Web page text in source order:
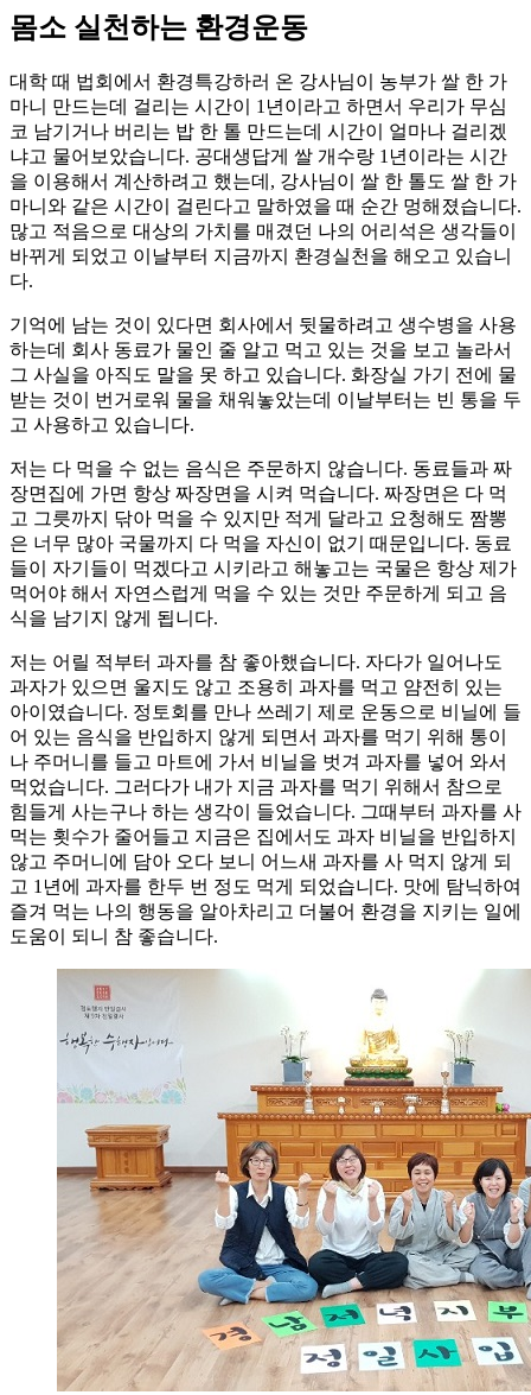
몸소 실천하는 환경운동
대학 때 법회에서 환경특강하러 온 강사님이 농부가 쌀 한 가
마니 만드는데 걸리는 시간이 1년이라고 하면서 우리가 무심
코 남기거나 버리는 밥 한 톨 만드는데 시간이 얼마나 걸리겠
냐고 물어보았습니다. 공대생답게 쌀 개수랑 1년이라는 시간
을 이용해서 계산하려고 했는데, 강사님이 쌀 한 톨도 쌀 한 가
마니와 같은 시간이 걸린다고 말하였을 때 순간 멍해졌습니다.
많고 적음으로 대상의 가치를 매겼던 나의 어리석은 생각들이
바뀌게 되었고 이날부터 지금까지 환경실천을 해오고 있습니
다.
기억에 남는 것이 있다면 회사에서 뒷물하려고 생수병을 사용
하는데 회사 동료가 물인 줄 알고 먹고 있는 것을 보고 놀라서
그 사실을 아직도 말을 못 하고 있습니다. 화장실 가기 전에 물
받는 것이 번거로워 물을 채워놓았는데 이날부터는 빈 통을 두
고 사용하고 있습니다.
저는 다 먹을 수 없는 음식은 주문하지 않습니다. 동료들과 짜
장면집에 가면 항상 짜장면을 시켜 먹습니다. 짜장면은 다 먹
고 그릇까지 닦아 먹을 수 있지만 적게 달라고 요청해도 짬뽕
은 너무 많아 국물까지 다 먹을 자신이 없기 때문입니다. 동료
들이 자기들이 먹겠다고 시키라고 해놓고는 국물은 항상 제가
먹어야 해서 자연스럽게 먹을 수 있는 것만 주문하게 되고 음
식을 남기지 않게 됩니다.
저는 어릴 적부터 과자를 참 좋아했습니다. 자다가 일어나도
과자가 있으면 울지도 않고 조용히 과자를 먹고 얌전히 있는
아이였습니다. 정토회를 만나 쓰레기 제로 운동으로 비닐에 들
어 있는 음식을 반입하지 않게 되면서 과자를 먹기 위해 통이
나 주머니를 들고 마트에 가서 비닐을 벗겨 과자를 넣어 와서
먹었습니다. 그러다가 내가 지금 과자를 먹기 위해서 참으로
힘들게 사는구나 하는 생각이 들었습니다. 그때부터 과자를 사
먹는 횟수가 줄어들고 지금은 집에서도 과자 비닐을 반입하지
않고 주머니에 담아 오다 보니 어느새 과자를 사 먹지 않게 되
고 1년에 과자를 한두 번 정도 먹게 되었습니다. 맛에 탐닉하여
즐겨 먹는 나의 행동을 알아차리고 더불어 환경을 지키는 일에
도움이 되니 참 좋습니다.